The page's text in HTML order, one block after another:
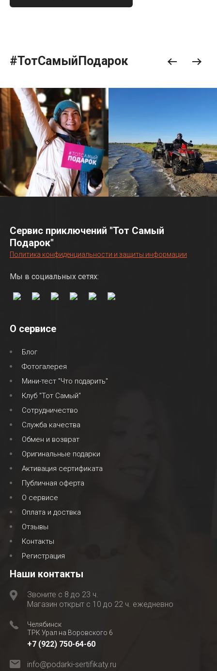
#ТотСамыйПодарок
Сервис приключений "Тот Самый
Подарок"
Политика конфиденциальности и защиты информации
Мы в социальных сетях:
О сервисе
Блог
Фотогалерея
Мини-тест "Что подарить"
Клуб "Тот Самый"
Сотрудничество
Служба качества
Обмен и возврат
Оригинальные подарки
Активация сертификата
Публичная оферта
О сервисе
Оплата и доствка
Отзывы
Контакты
Регистрация
Наши контакты
Звоните с 8 до 23 ч.
Магазин открыт с 10 до 22 ч. ежедневно
Челябинск
ТРК Урал на Воровского 6
+7 (922) 750-64-60
info@podarki-sertifikaty.ru